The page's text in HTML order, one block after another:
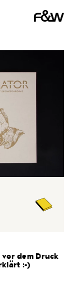
dem Druck
:-)